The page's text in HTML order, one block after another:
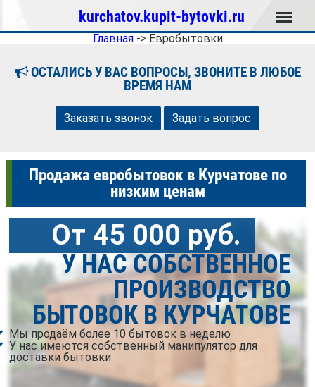
kurchatov.kupit-bytovki.ru Меню
Главная-> Евробытовки
ОСТАЛИСЬ У ВАС ВОПРОСЫ, ЗВОНИТЕ В ЛЮБОЕ
ВРЕМЯ НАМ
Заказать звонок Задать вопрос
Продажа евробытовок в Курчатове по
низким ценам
От 45 000 руб.
У НАС СОБСТВЕННОЕ
ПРОИЗВОДСТВО
БЫТОВОК В КУРЧАТОВЕ
Мы продаём более 10 бытовок в неделю
У нас имеются собственный манипулятор для
доставки бытовки